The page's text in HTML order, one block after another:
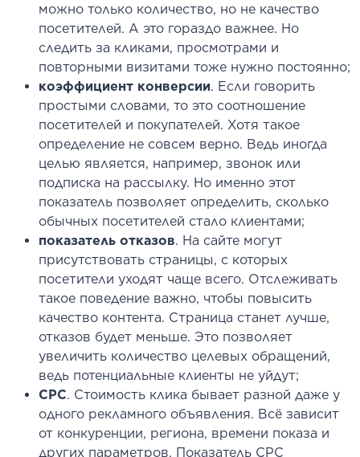
можно только количество, но не качество
посетителей. А это гораздо важнее. Но
следить за кликами, просмотрами и
повторными визитами тоже нужно постоянно;
коэффициент конверсии. Если говорить
простыми словами, то это соотношение
посетителей и покупателей. Хотя такое
определение не совсем верно. Ведь иногда
целью является, например, звонок или
подписка на рассылку. Но именно этот
показатель позволяет определить, сколько
обычных посетителей стало клиентами;
показатель отказов. На сайте могут
присутствовать страницы, с которых
посетители уходят чаще всего. Отслеживать
такое поведение важно, чтобы повысить
качество контента. Страница станет лучше,
отказов будет меньше. Это позволяет
увеличить количество целевых обращений,
ведь потенциальные клиенты не уйдут;
CPC. Стоимость клика бывает разной даже у
одного рекламного объявления. Всё зависит
от конкуренции, региона, времени показа и
других параметров. Показатель CPC